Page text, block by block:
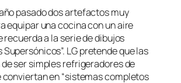
pasado dos artefactos muy
equipar una cocina con un aire
a la serie de dibujos
Supersónicos”. LG pretende que las
ser simples refrigeradores de
conviertan en “sistemas completos